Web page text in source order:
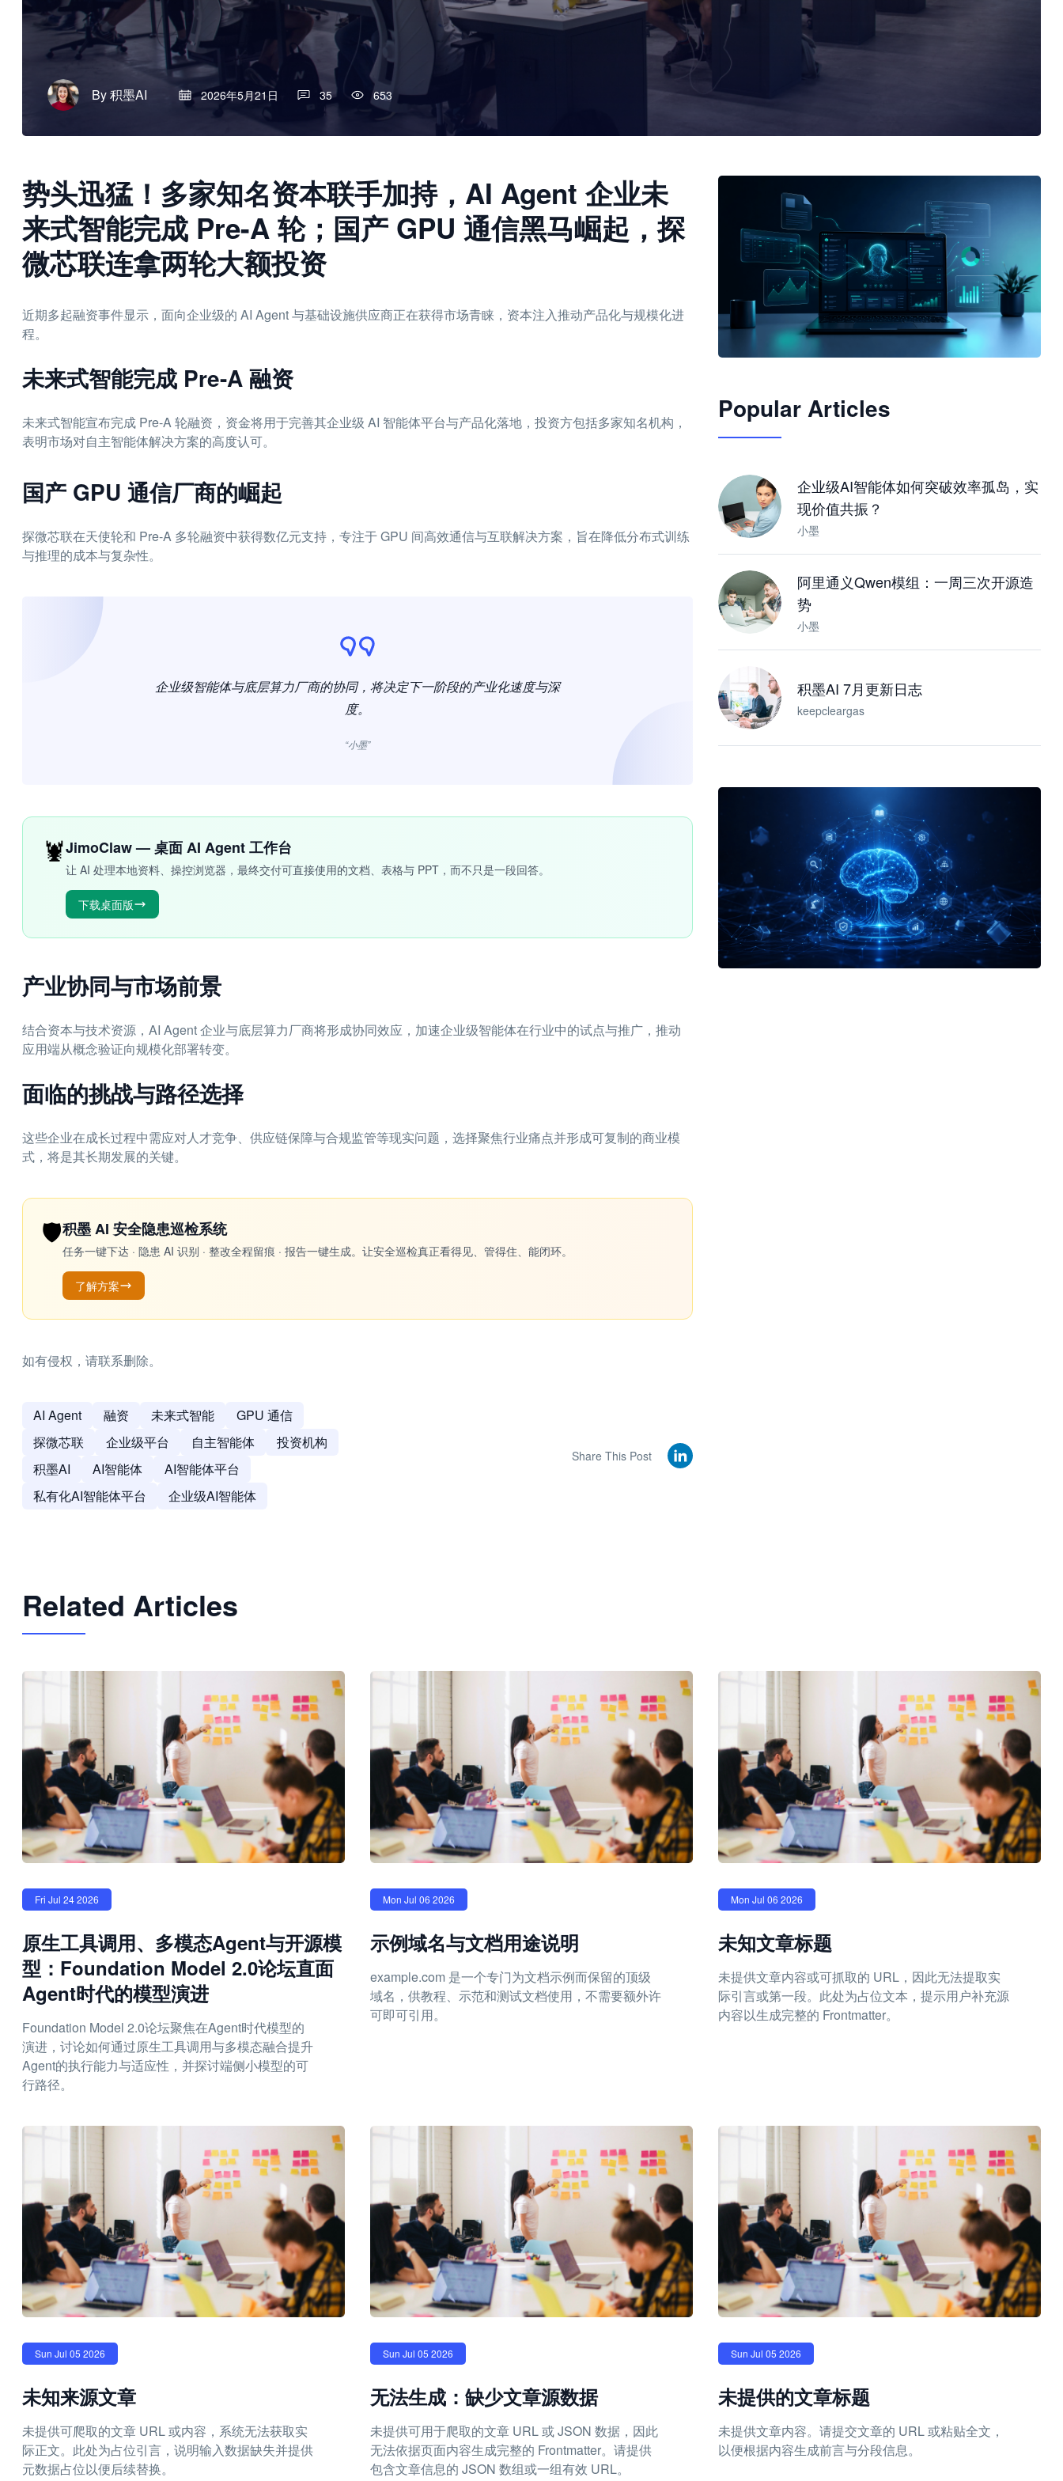
By积墨AI 2026年5月21日 35 653
势头迅猛！多家知名资本联手加持，AI Agent 企业未
来式智能完成 Pre-A 轮；国产 GPU 通信黑马崛起，探
微芯联连拿两轮大额投资
近期多起融资事件显示，面向企业级的 AI Agent 与基础设施供应商正在获得市场青睐，资本注入推动产品化与规模化进
程。
未来式智能完成 Pre-A 融资
未来式智能宣布完成 Pre-A 轮融资，资金将用于完善其企业级 AI 智能体平台与产品化落地，投资方包括多家知名机构，
表明市场对自主智能体解决方案的高度认可。
国产 GPU 通信厂商的崛起
探微芯联在天使轮和 Pre-A 多轮融资中获得数亿元支持，专注于 GPU 间高效通信与互联解决方案，旨在降低分布式训练
与推理的成本与复杂性。
企业级智能体与底层算力厂商的协同，将决定下一阶段的产业化速度与深
度。
“小墨”
🦞JimoClaw — 桌面 AI Agent 工作台
让 AI 处理本地资料、操控浏览器，最终交付可直接使用的文档、表格与 PPT，而不只是一段回答。
下载桌面版
产业协同与市场前景
结合资本与技术资源，AI Agent 企业与底层算力厂商将形成协同效应，加速企业级智能体在行业中的试点与推广，推动
应用端从概念验证向规模化部署转变。
面临的挑战与路径选择
这些企业在成长过程中需应对人才竞争、供应链保障与合规监管等现实问题，选择聚焦行业痛点并形成可复制的商业模
式，将是其长期发展的关键。
🛡️积墨 AI 安全隐患巡检系统
任务一键下达 · 隐患 AI 识别 · 整改全程留痕 · 报告一键生成。让安全巡检真正看得见、管得住、能闭环。
了解方案
如有侵权，请联系删除。
AI Agent 融资 未来式智能
GPU 通信
探微芯联
企业级平台 自主智能体
投资机构
积墨AI
AI智能体
AI智能体平台
私有化AI智能体平台
企业级AI智能体
Share This Post
JimoClaw 桌面 AI Agent 工作台
Popular Articles
企业级AI智能体如何突破效率孤岛，实
现价值共振？
小墨
阿里通义Qwen模组：一周三次开源造
势
小墨
积墨AI 7月更新日志
keepcleargas
Related Articles
Fri Jul 24 2026
原生工具调用、多模态Agent与开源模
型：Foundation Model 2.0论坛直面
Agent时代的模型演进
Foundation Model 2.0论坛聚焦在Agent时代模型的
演进，讨论如何通过原生工具调用与多模态融合提升
Agent的执行能力与适应性，并探讨端侧小模型的可
行路径。
Mon Jul 06 2026
示例域名与文档用途说明
example.com 是一个专门为文档示例而保留的顶级
域名，供教程、示范和测试文档使用，不需要额外许
可即可引用。
Mon Jul 06 2026
未知文章标题
未提供文章内容或可抓取的 URL，因此无法提取实
际引言或第一段。此处为占位文本，提示用户补充源
内容以生成完整的 Frontmatter。
Sun Jul 05 2026
未知来源文章
未提供可爬取的文章 URL 或内容，系统无法获取实
际正文。此处为占位引言，说明输入数据缺失并提供
元数据占位以便后续替换。
Sun Jul 05 2026
无法生成：缺少文章源数据
未提供可用于爬取的文章 URL 或 JSON 数据，因此
无法依据页面内容生成完整的 Frontmatter。请提供
包含文章信息的 JSON 数组或一组有效 URL。
Sun Jul 05 2026
未提供的文章标题
未提供文章内容。请提交文章的 URL 或粘贴全文，
以便根据内容生成前言与分段信息。